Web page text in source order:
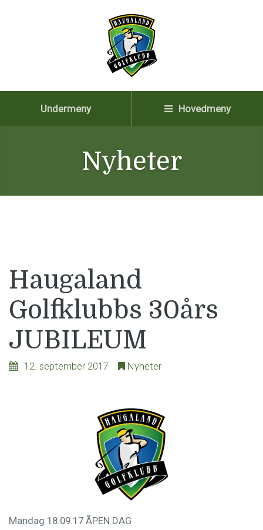
Undermeny Hovedmeny
Nyheter
Haugaland
Golfklubbs 30års
JUBILEUM
12. september 2017 Nyheter
Mandag 18.09.17 ÅPEN DAG